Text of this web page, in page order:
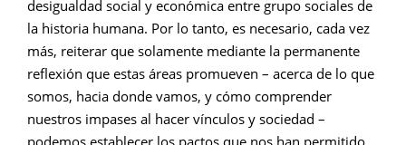
desigualdad social y económica entre grupo sociales de
la historia humana. Por lo tanto, es necesario, cada vez
más, reiterar que solamente mediante la permanente
reflexión que estas áreas promueven – acerca de lo que
somos, hacia donde vamos, y cómo comprender
nuestros impases al hacer vínculos y sociedad –
podemos establecer los pactos que nos han permitido